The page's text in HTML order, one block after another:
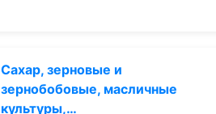
Сахар, зерновые и
зернобобовые, масличные
культуры,…